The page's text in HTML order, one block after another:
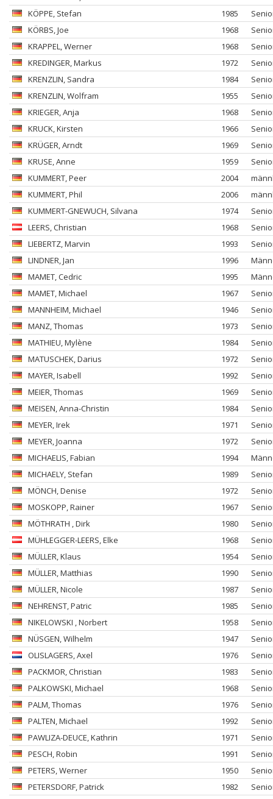
KÖPPE, Stefan 1985
KÖRBS, Joe 1968
KRAPPEL, Werner 1968
KREDINGER, Markus 1972
KRENZLIN, Sandra 1984
KRENZLIN, Wolfram 1955
KRIEGER, Anja 1968
KRUCK, Kirsten 1966
KRÜGER, Arndt 1969
KRUSE, Anne 1959
KUMMERT, Peer 2004
KUMMERT, Phil 2006
KUMMERT-GNEWUCH, Silvana 1974
LEERS, Christian 1968
LIEBERTZ, Marvin 1993
LINDNER, Jan 1996
MAMET, Cedric 1995
MAMET, Michael 1967
MANNHEIM, Michael 1946
MANZ, Thomas 1973
MATHIEU, Mylène 1984
MATUSCHEK, Darius 1972
MAYER, Isabell 1992
MEIER, Thomas 1969
MEISEN, Anna-Christin 1984
MEYER, Irek 1971
MEYER, Joanna 1972
MICHAELIS, Fabian 1994
MICHAELY, Stefan 1989
MÖNCH, Denise 1972
MOSKOPP, Rainer 1967
MÖTHRATH , Dirk 1980
MÜHLEGGER-LEERS, Elke 1968
MÜLLER, Klaus 1954
MÜLLER, Matthias 1990
MÜLLER, Nicole 1987
NEHRENST, Patric 1985
NIKELOWSKI , Norbert 1958
NÜSGEN, Wilhelm 1947
OLISLAGERS, Axel 1976
PACKMOR, Christian 1983
PALKOWSKI, Michael 1968
PALM, Thomas 1976
PALTEN, Michael 1992
PAWLIZA-DEUCE, Kathrin 1971
PESCH, Robin 1991
PETERS, Werner 1950
PETERSDORF, Patrick 1982